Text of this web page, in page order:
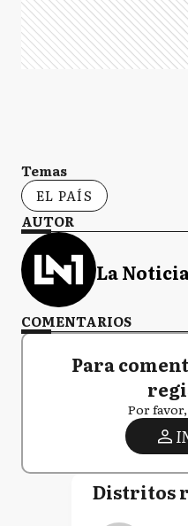
Temas
EL PAÍS
AUTOR
La
COMENTARIOS
Para
Por
Distritos